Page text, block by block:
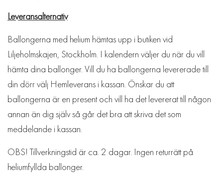
Leveransalternativ
Ballongerna med helium hämtas upp i butiken vid
Liljeholmskajen, Stockholm. I kalendern väljer du när du vill
hämta dina ballonger. Vill du ha ballongerna levererade till
din dörr välj Hemleverans i kassan. Önskar du att
ballongerna är en present och vill ha det levererat till någon
annan än dig själv så går det bra att skriva det som
meddelande i kassan.
OBS! Tillverkningstid är ca. 2 dagar. Ingen returrätt på
heliumfyllda ballonger.